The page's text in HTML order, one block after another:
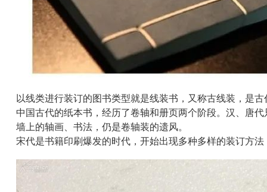
以线类进行装订的图书类型就是线装书，又称古线装，是
中国古代的纸本书，经历了卷轴和册页两个阶段。汉、唐
墙上的轴画、书法，仍是卷轴装的遗风。
宋代是书籍印刷爆发的时代，开始出现多种多样的装订方